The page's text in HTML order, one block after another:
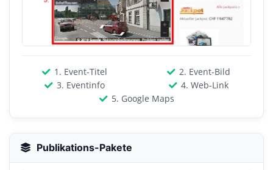
1. Event-Titel
2. Event-Bild
3. Eventinfo
4. Web-Link
5. Google Maps
Publikations-Pakete